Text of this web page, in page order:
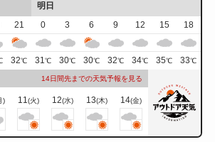
明日
21 0 3 6 9 12 15
18
32℃ 31℃ 30℃ 30℃ 32℃ 34℃ 35℃ 33℃
14日間先までの天気予報を見る
) 11(火) 12(水) 13(木) 14(金)